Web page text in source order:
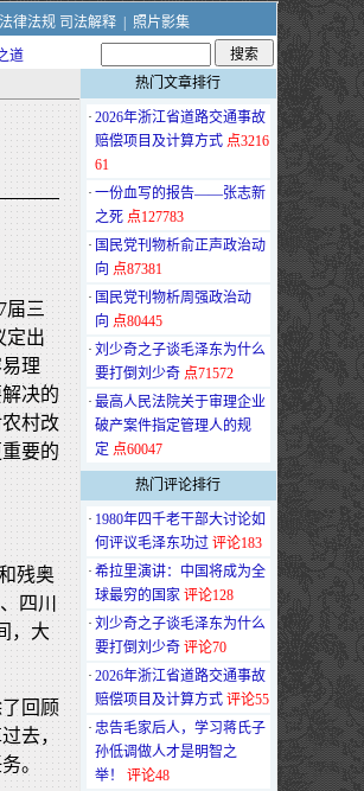
法律法规 司法解释|
照片影集
道
届三
定出
理
决的
村改
要的
残奥
四川
，大
回顾
去，
。
热门文章排行
· 2026年浙江省道路交通事故
赔偿项目及计算方式 点3216
61
· 一份血写的报告——张志新
之死 点127783
· 国民党刊物析俞正声政治动
向 点87381
· 国民党刊物析周强政治动
向 点80445
· 刘少奇之子谈毛泽东为什么
要打倒刘少奇 点71572
· 最高人民法院关于审理企业
破产案件指定管理人的规
定 点60047
热门评论排行
· 1980年四千老干部大讨论如
何评议毛泽东功过 评论183
· 希拉里演讲：中国将成为全
球最穷的国家 评论128
· 刘少奇之子谈毛泽东为什么
要打倒刘少奇 评论70
· 2026年浙江省道路交通事故
赔偿项目及计算方式 评论55
· 忠告毛家后人，学习蒋氏子
孙低调做人才是明智之
举！
评论48